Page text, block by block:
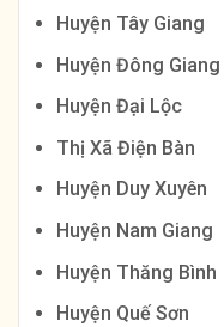
Huyện Tây Giang
Huyện Đông Giang
Huyện Đại Lộc
Thị Xã Điện Bàn
Huyện Duy Xuyên
Huyện Nam Giang
Huyện Thăng Bình
Huyện Quế Sơn